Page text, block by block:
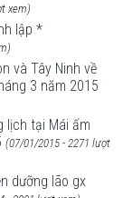
xem)
lập *
và Tây Ninh về
3 năm 2015
lịch tại Mái ấm
(07/01/2015 - 2271 lượt
dưỡng lão gx